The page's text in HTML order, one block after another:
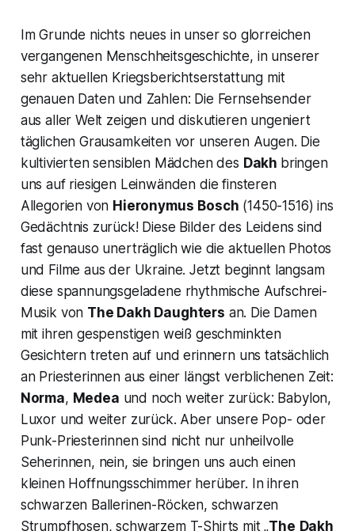
Im Grunde nichts neues in unser so glorreichen
vergangenen Menschheitsgeschichte, in unserer
sehr aktuellen Kriegsberichtserstattung mit
genauen Daten und Zahlen: Die Fernsehsender
aus aller Welt zeigen und diskutieren ungeniert
täglichen Grausamkeiten vor unseren Augen. Die
kultivierten sensiblen Mädchen des Dakh bringen
uns auf riesigen Leinwänden die finsteren
Allegorien von Hieronymus Bosch (1450-1516) ins
Gedächtnis zurück! Diese Bilder des Leidens sind
fast genauso unerträglich wie die aktuellen Photos
und Filme aus der Ukraine. Jetzt beginnt langsam
diese spannungsgeladene rhythmische Aufschrei-
Musik von The Dakh Daughters an. Die Damen
mit ihren gespenstigen weiß geschminkten
Gesichtern treten auf und erinnern uns tatsächlich
an Priesterinnen aus einer längst verblichenen Zeit:
Norma, Medea und noch weiter zurück: Babylon,
Luxor und weiter zurück. Aber unsere Pop- oder
Punk-Priesterinnen sind nicht nur unheilvolle
Seherinnen, nein, sie bringen uns auch einen
kleinen Hoffnungsschimmer herüber. In ihren
schwarzen Ballerinen-Röcken, schwarzen
Strumpfhosen, schwarzem T-Shirts mit „The Dakh